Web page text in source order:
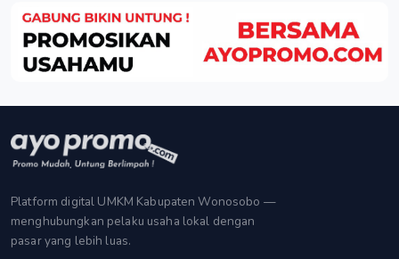
Platform digital UMKM Kabupaten Wonosobo —
menghubungkan pelaku usaha lokal dengan
pasar yang lebih luas.